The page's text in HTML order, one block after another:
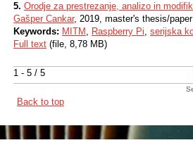
1 - 5 / 5
5. Orodje za prestrezanje, analizo in
Gašper Cankar, 2019, master's thesis/paper
Keywords: MITM , Raspberry Pi, serijska
Full text (file, 8,78 MB)
Back to top